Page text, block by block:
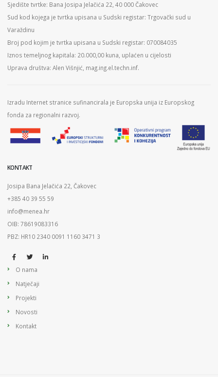
Sjedište tvrtke: Bana Josipa Jelačića 22, 40 000 Čakovec
Sud kod kojega je tvrtka upisana u Sudski registar: Trgovački sud u
Varaždinu
Broj pod kojim je tvrtka upisana u Sudski registar: 070084035
Iznos temeljnog kapitala: 20.000,00 kuna, uplaćen u cijelosti
Uprava društva: Alen Višnjić, mag.ing.el.techn.inf.
Izradu Internet stranice sufinancirala je Europska unija iz Europskog
fonda za regionalni razvoj.
KONTAKT
Josipa Bana Jelačića 22, Čakovec
+385 40 39 55 59
info@menea.hr
OIB: 78619083316
PBZ: HR10 2340 0091 1160 3471 3
O nama
Natječaji
Projekti
Novosti
Kontakt